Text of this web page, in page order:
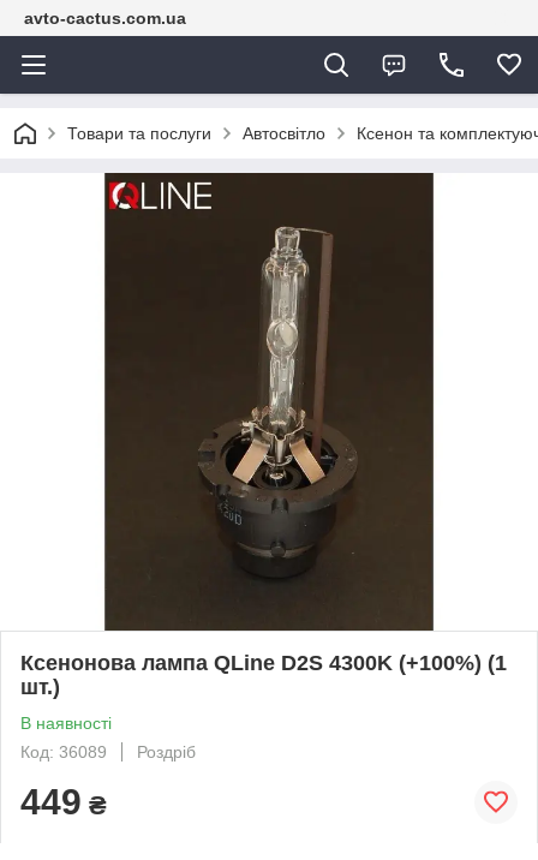
avto-cactus.com.ua
Товари та послуги Автосвітло Ксенон та
Ксенонова лампа QLine D2S 4300K (+100%) (1
шт.)
В наявності
Код: 36089
Роздріб
449 ₴